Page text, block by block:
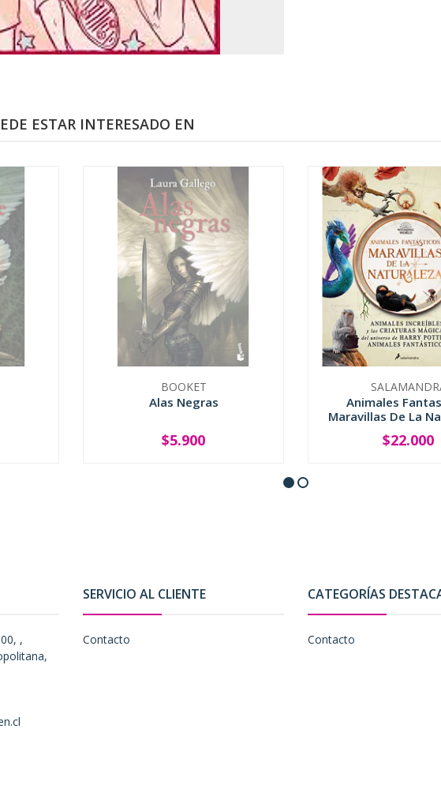
ESTAR INTERESADO EN
BOOKET
Alas Negras
SOLD OUT
$5.900
Animales
Maravillas De La
+
$22.000
,
SERVICIO AL CLIENTE
Contacto
CATEGORÍAS
Contacto